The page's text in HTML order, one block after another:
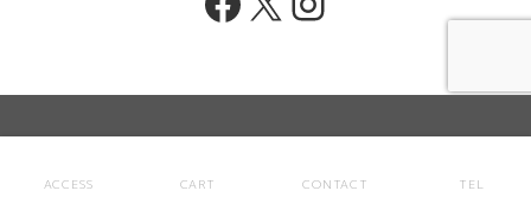
ACCESS CART CONTACT TEL